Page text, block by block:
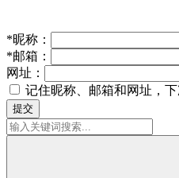
*昵称：
*邮箱：
网址：
记住昵称、邮箱和网址，
提交